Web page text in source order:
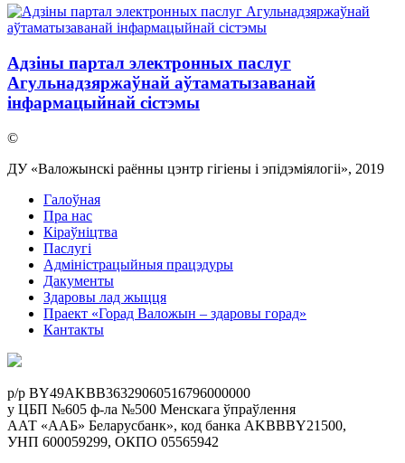
Адзіны партал электронных паслуг
Агульнадзяржаўнай аўтаматызаванай
інфармацыйнай сістэмы
©
ДУ «Валожынскі раённы цэнтр гігіены і эпідэміялогіі», 2019
Галоўная
Пра нас
Кіраўніцтва
Паслугi
Адміністрацыйныя працэдуры
Дакументы
Здаровы лад жыцця
Праект «Горад Валожын – здаровы горад»
Кантакты
p/р BY49AKBB36329060516796000000
у ЦБП №605 ф-ла №500 Менскага ўпраўлення
ААТ «ААБ» Беларусбанк», код банка AKBBBY21500,
УНП 600059299, ОКПО 05565942